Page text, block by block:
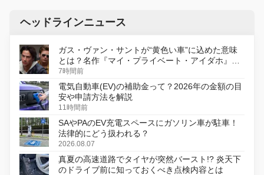
ヘッドラインニュース
ガス・ヴァン・サントが“黄色い車”に込めた意味
とは？名作『マイ・プライベート・アイダホ』が
初のデジタルリマスター版で復活
7時間前
電気自動車(EV)の補助金って？2026年の金額の目
安や申請方法を解説
11時間前
SAやPAのEV充電スペースにガソリン車が駐車！
法律的にどう扱われる？
2026.08.07
真夏の高速道路でタイヤが突然バースト!? 炎天下
のドライブ前に知っておくべき点検内容とは